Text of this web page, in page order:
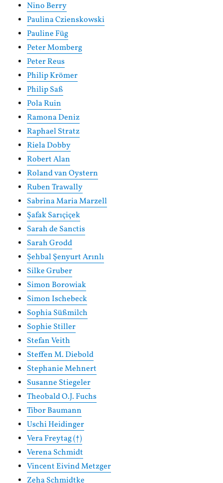
Nino Berry
Paulina Czienskowski
Pauline Füg
Peter Momberg
Peter Reus
Philip Krömer
Philip Saß
Pola Ruin
Ramona Deniz
Raphael Stratz
Riela Dobby
Robert Alan
Roland van Oystern
Ruben Trawally
Sabrina Maria Marzell
Şafak Sarıçiçek
Sarah de Sanctis
Sarah Grodd
Şehbal Şenyurt Arınlı
Silke Gruber
Simon Borowiak
Simon Ischebeck
Sophia Süßmilch
Sophie Stiller
Stefan Veith
Steffen M. Diebold
Stephanie Mehnert
Susanne Stiegeler
Theobald O.J. Fuchs
Tibor Baumann
Uschi Heidinger
Vera Freytag (†)
Verena Schmidt
Vincent Eivind Metzger
Zeha Schmidtke